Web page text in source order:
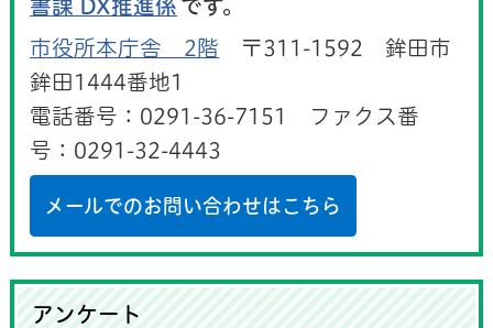
書課 DX推進係 です。
市役所本庁舎 2階 〒311-1592 鉾田市
鉾田1444番地1
電話番号：0291-36-7151 ファクス番
号：0291-32-4443
メールでのお問い合わせはこちら
アンケート